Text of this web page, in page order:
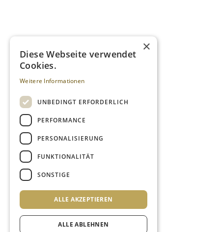
×
Diese Webseite verwendet
Cookies.
Weitere Informationen
UNBEDINGT ERFORDERLICH
PERFORMANCE
PERSONALISIERUNG
FUNKTIONALITÄT
SONSTIGE
ALLE AKZEPTIEREN
ALLE ABLEHNEN